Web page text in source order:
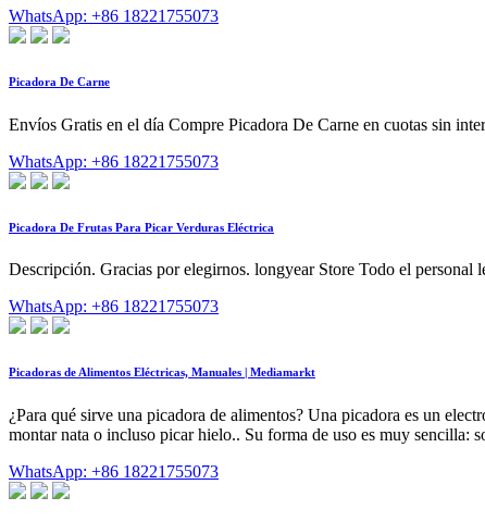
WhatsApp: +86 18221755073
Picadora De Carne
Envíos Gratis en el día Compre Picadora De Carne en cuotas sin
WhatsApp: +86 18221755073
Picadora De Frutas Para Picar Verduras Eléctrica
Descripción. Gracias por elegirnos. longyear Store Todo el personal
WhatsApp: +86 18221755073
Picadoras de Alimentos Eléctricas, Manuales | Mediamarkt
¿Para qué sirve una picadora de alimentos? Una picadora es un
montar nata o incluso picar hielo.. Su forma de uso es muy sencilla:
WhatsApp: +86 18221755073